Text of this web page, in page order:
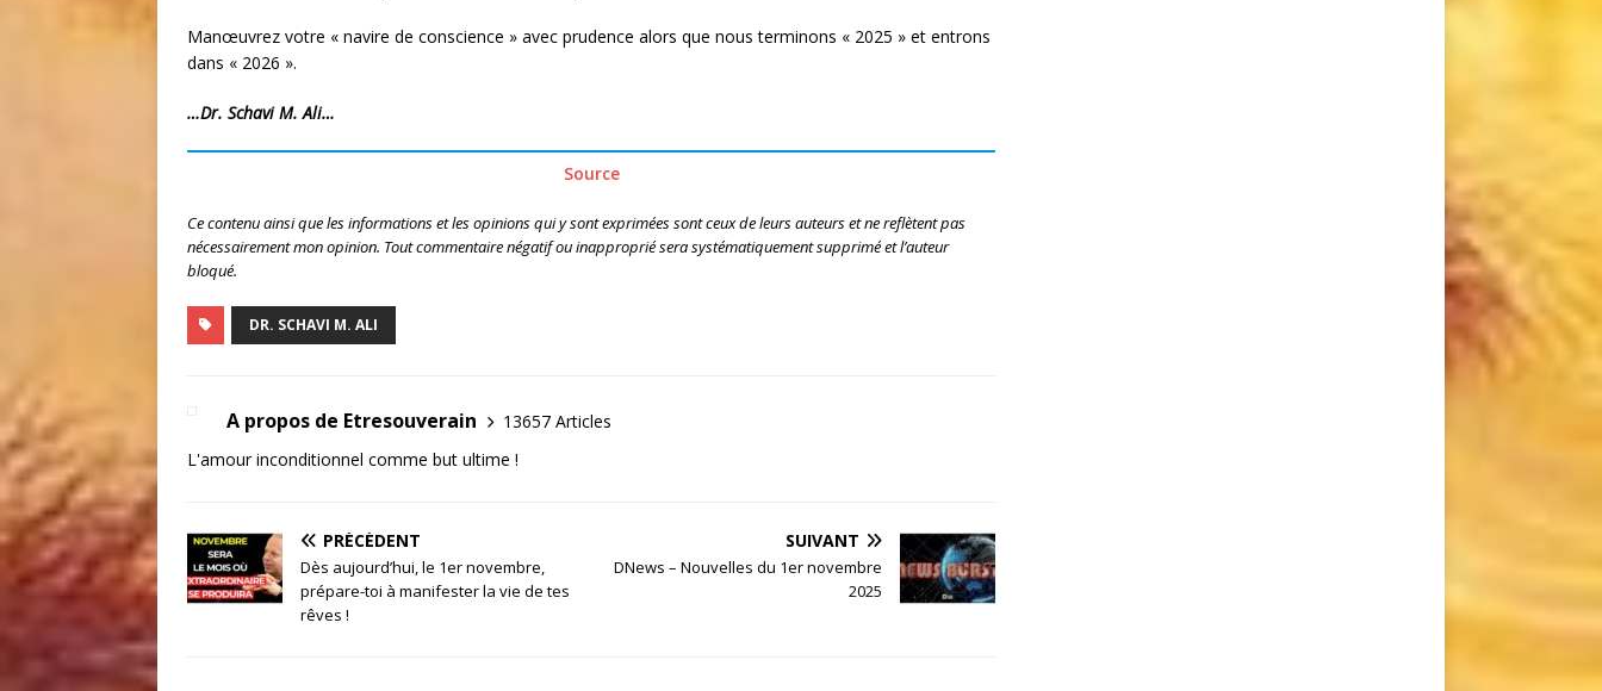
Manœuvrez votre « navire de conscience » avec prudence alors que nous terminons « 2025 » et entrons
dans « 2026 ».
…Dr. Schavi M. Ali…
Source
Ce contenu ainsi que les informations et les opinions qui y sont exprimées sont ceux de leurs auteurs et ne reflètent pas
nécessairement mon opinion. Tout commentaire négatif ou inapproprié sera systématiquement supprimé et l’auteur
bloqué.
DR. SCHAVI M. ALI
A propos de Etresouverain
13657 Articles
L'amour inconditionnel comme but ultime !
PRÉCÉDENT
Dès aujourd’hui, le 1er novembre,
prépare-toi à manifester la vie de tes
rêves !
SUIVANT
DNews – Nouvelles du 1er novembre
2025